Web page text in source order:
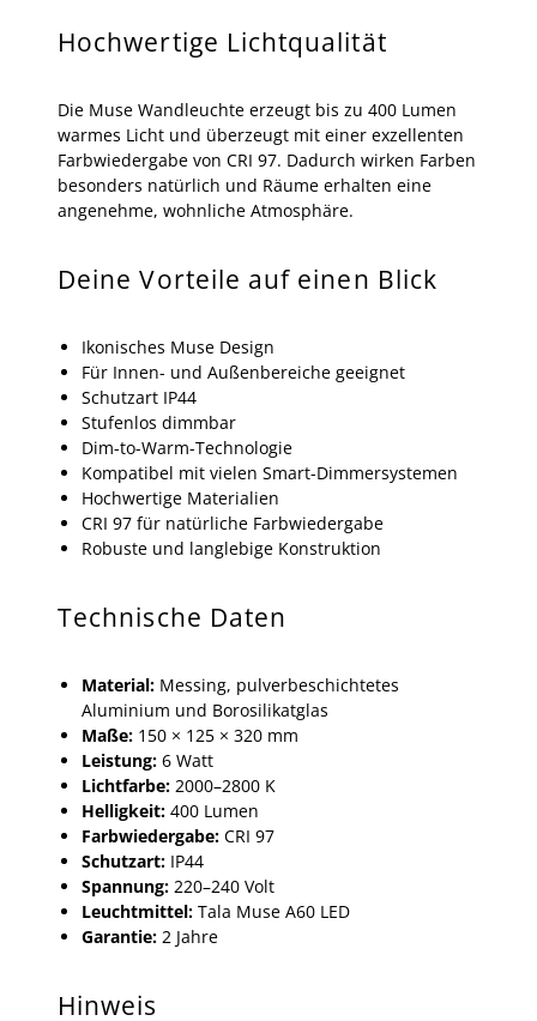
Hochwertige Lichtqualität
Die Muse Wandleuchte erzeugt bis zu 400 Lumen
warmes Licht und überzeugt mit einer exzellenten
Farbwiedergabe von CRI 97. Dadurch wirken Farben
besonders natürlich und Räume erhalten eine
angenehme, wohnliche Atmosphäre.
Deine Vorteile auf einen Blick
Ikonisches Muse Design
Für Innen- und Außenbereiche geeignet
Schutzart IP44
Stufenlos dimmbar
Dim-to-Warm-Technologie
Kompatibel mit vielen Smart-Dimmersystemen
Hochwertige Materialien
CRI 97 für natürliche Farbwiedergabe
Robuste und langlebige Konstruktion
Technische Daten
Material: Messing, pulverbeschichtetes
Aluminium und Borosilikatglas
Maße: 150 × 125 × 320 mm
Leistung: 6 Watt
Lichtfarbe: 2000–2800 K
Helligkeit: 400 Lumen
Farbwiedergabe: CRI 97
Schutzart: IP44
Spannung: 220–240 Volt
Leuchtmittel: Tala Muse A60 LED
Garantie: 2 Jahre
Hinweis